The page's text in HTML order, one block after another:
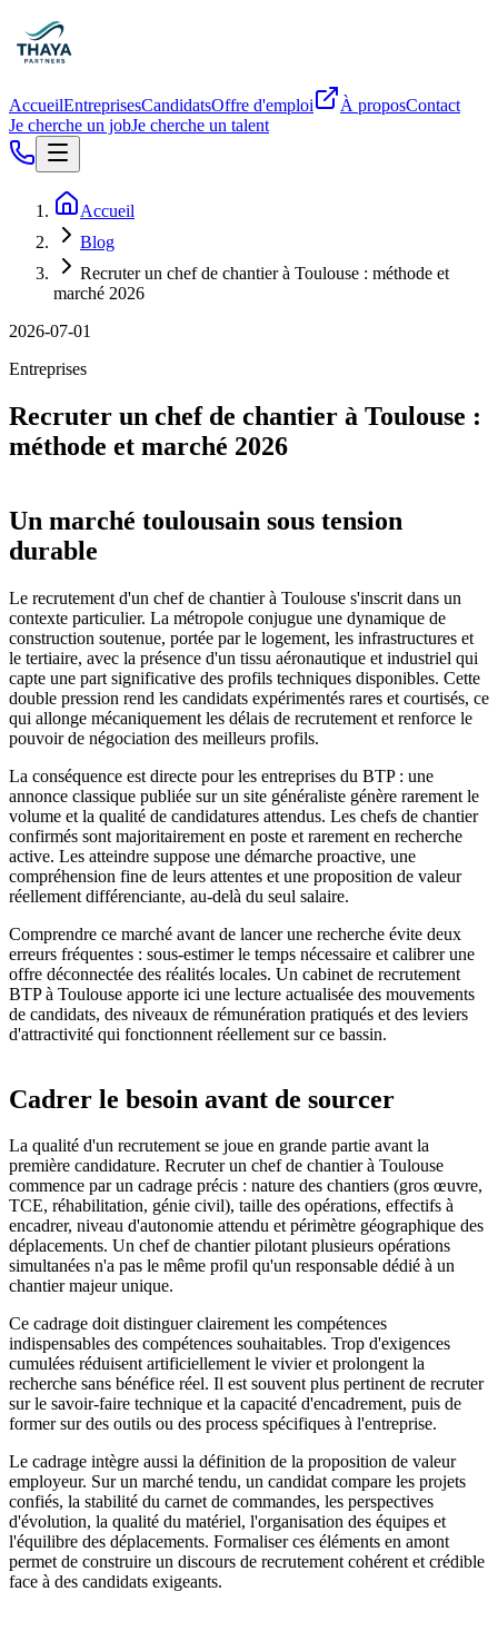
AccueilEntreprisesCandidatsOffre d'emploi À proposContact
Je cherche un jobJe cherche un talent
Accueil
Blog
Recruter un chef de chantier à Toulouse : méthode et
marché 2026
2026-07-01
Entreprises
Recruter un chef de chantier à Toulouse :
méthode et marché 2026
Un marché toulousain sous tension
durable
Le recrutement d'un chef de chantier à Toulouse s'inscrit dans un
contexte particulier. La métropole conjugue une dynamique de
construction soutenue, portée par le logement, les infrastructures et
le tertiaire, avec la présence d'un tissu aéronautique et industriel qui
capte une part significative des profils techniques disponibles. Cette
double pression rend les candidats expérimentés rares et courtisés, ce
qui allonge mécaniquement les délais de recrutement et renforce le
pouvoir de négociation des meilleurs profils.
La conséquence est directe pour les entreprises du BTP : une
annonce classique publiée sur un site généraliste génère rarement le
volume et la qualité de candidatures attendus. Les chefs de chantier
confirmés sont majoritairement en poste et rarement en recherche
active. Les atteindre suppose une démarche proactive, une
compréhension fine de leurs attentes et une proposition de valeur
réellement différenciante, au-delà du seul salaire.
Comprendre ce marché avant de lancer une recherche évite deux
erreurs fréquentes : sous-estimer le temps nécessaire et calibrer une
offre déconnectée des réalités locales. Un cabinet de recrutement
BTP à Toulouse apporte ici une lecture actualisée des mouvements
de candidats, des niveaux de rémunération pratiqués et des leviers
d'attractivité qui fonctionnent réellement sur ce bassin.
Cadrer le besoin avant de sourcer
La qualité d'un recrutement se joue en grande partie avant la
première candidature. Recruter un chef de chantier à Toulouse
commence par un cadrage précis : nature des chantiers (gros œuvre,
TCE, réhabilitation, génie civil), taille des opérations, effectifs à
encadrer, niveau d'autonomie attendu et périmètre géographique des
déplacements. Un chef de chantier pilotant plusieurs opérations
simultanées n'a pas le même profil qu'un responsable dédié à un
chantier majeur unique.
Ce cadrage doit distinguer clairement les compétences
indispensables des compétences souhaitables. Trop d'exigences
cumulées réduisent artificiellement le vivier et prolongent la
recherche sans bénéfice réel. Il est souvent plus pertinent de recruter
sur le savoir-faire technique et la capacité d'encadrement, puis de
former sur des outils ou des process spécifiques à l'entreprise.
Le cadrage intègre aussi la définition de la proposition de valeur
employeur. Sur un marché tendu, un candidat compare les projets
confiés, la stabilité du carnet de commandes, les perspectives
d'évolution, la qualité du matériel, l'organisation des équipes et
l'équilibre des déplacements. Formaliser ces éléments en amont
permet de construire un discours de recrutement cohérent et crédible
face à des candidats exigeants.